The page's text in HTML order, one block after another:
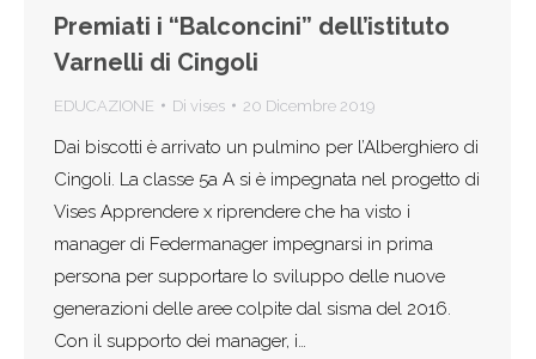
Premiati i “Balconcini” dell’istituto
Varnelli di Cingoli
EDUCAZIONE Di vises 20 Dicembre 2019
Dai biscotti è arrivato un pulmino per l’Alberghiero di
Cingoli. La classe 5a A si è impegnata nel progetto di
Vises Apprendere x riprendere che ha visto i
manager di Federmanager impegnarsi in prima
persona per supportare lo sviluppo delle nuove
generazioni delle aree colpite dal sisma del 2016.
Con il supporto dei manager, i…